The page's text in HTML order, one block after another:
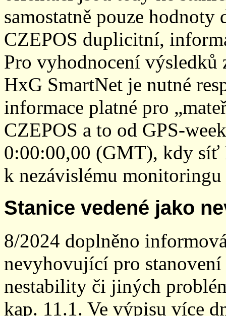
samostatně pouze
CZEPOS duplicitní,
Pro vyhodnocení
HxG SmartNet je nutné
informace platné pro
CZEPOS a to od GPS-
0:00:00,00 (GMT), kdy síť
k nezávislému
Stanice vedené jako
8/2024 doplněno
nevyhovující pro
nestability či jiných
kap. 11.1. Ve výpisu více